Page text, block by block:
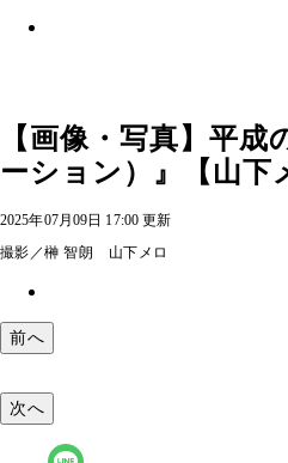
【画像・写真】平
ーション）』【山下
2025年07月09日 17:00 更新
撮影／榊 智朗 山下メロ
前へ
次へ